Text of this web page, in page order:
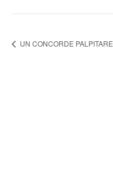
UN CONCORDE PALPITARE